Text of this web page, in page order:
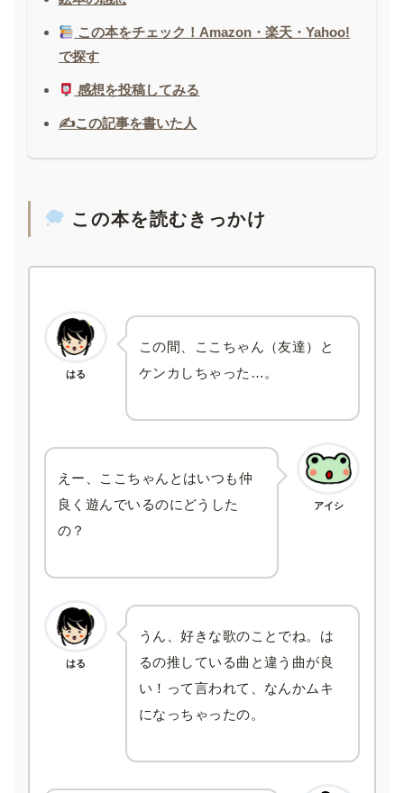
この本をチェック！Amazon・楽天・Yahoo!
で探す
感想を投稿してみる
✍️この記事を書いた人
この本を読むきっかけ
はる
この間、ここちゃん（友達）と
ケンカしちゃった…。
アイシ
えー、ここちゃんとはいつも仲
良く遊んでいるのにどうした
の？
はる
うん、好きな歌のことでね。は
るの推している曲と違う曲が良
い！って言われて、なんかムキ
になっちゃったの。